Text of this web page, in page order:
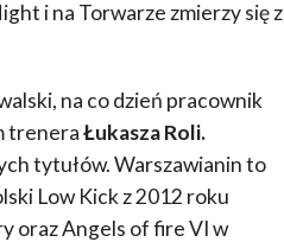
i na Torwarze zmierzy się z
na co dzień pracownik
treneraŁukasza Roli.
tytułów. Warszawianin to
Low Kick z 2012 roku
oraz Angels of fire VI w